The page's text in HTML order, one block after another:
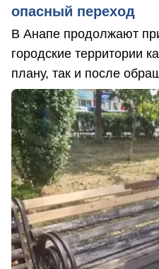
опасный переход
В Анапе продолжают
городские территории
плану, так и после